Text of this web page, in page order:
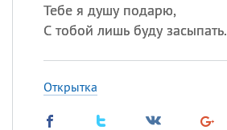
Тебе я душу подарю,
С тобой лишь буду засыпать.
Открытка